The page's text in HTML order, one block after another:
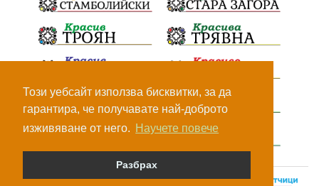
Този уебсайт използва бисквитки, за да
гарантира, че получавате най-доброто
изживяване от него. Научете повече
Разбрах
© Всички права са запазени, 2026.